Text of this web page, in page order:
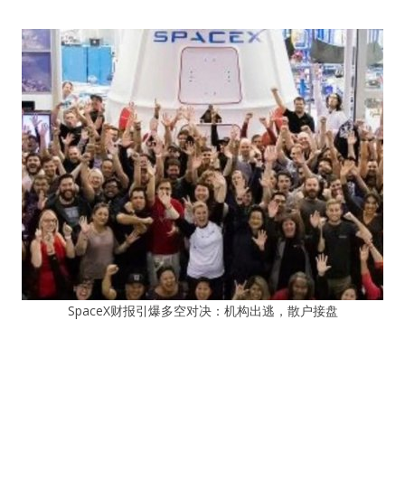
SpaceX财报引爆多空对决：机构出逃，散户接盘